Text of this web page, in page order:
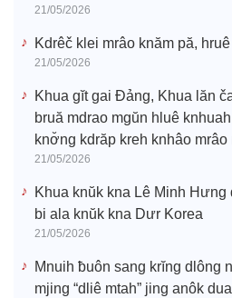
21/05/2026
Kdrêč klei mrâo knăm pă,
21/05/2026
Khua gĭt gai Đảng, Khua lăn
bruă mdrao mgŭn hluê
knơ̆ng kdrăp kreh knhâo mrâo
21/05/2026
Khua knŭk kna Lê Minh
bi ala knŭk kna Dưr Korea
21/05/2026
Mnuih ƀuôn sang krĭng dlông
mjing “dliê mtah” jing anôk